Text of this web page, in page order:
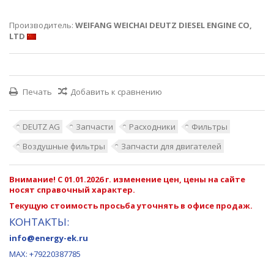
Производитель: WEIFANG WEICHAI DEUTZ DIESEL ENGINE CO,
LTD
Печать Добавить к сравнению
DEUTZ AG Запчасти Расходники
Фильтры
Воздушные фильтры
Запчасти для двигателей
Внимание! С 01.01.2026 г. изменение цен, цены на сайте
носят справочный характер.
Текущую стоимость просьба уточнять в офисе продаж.
КОНТАКТЫ:
info@energy-ek.ru
MAX: +79220387785